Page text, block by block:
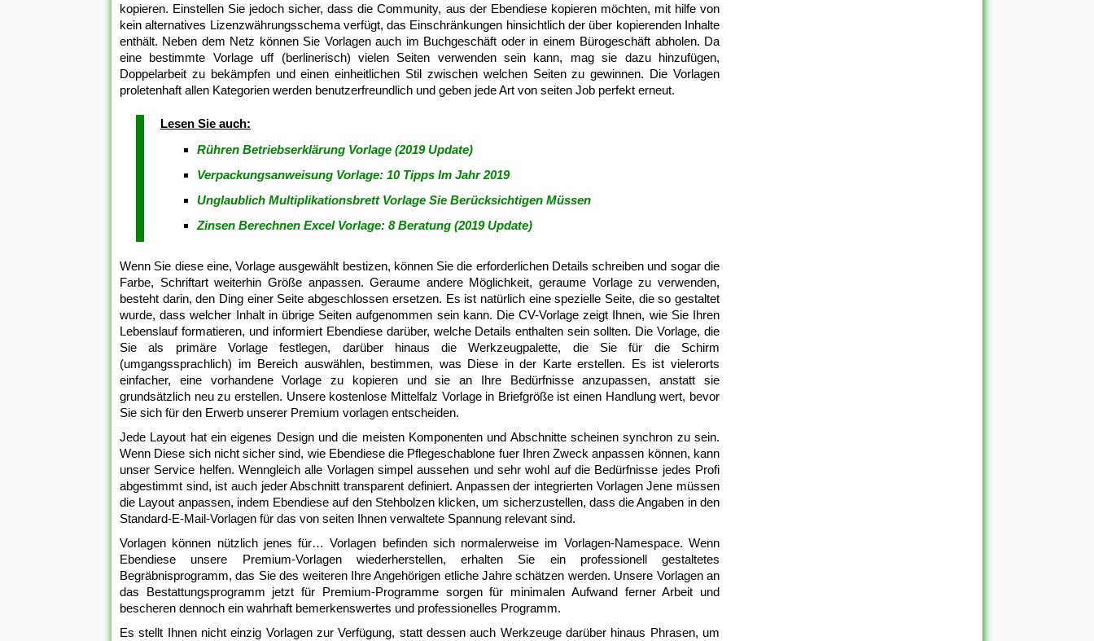
kopieren. Einstellen Sie jedoch sicher, dass die Community, aus der Ebendiese kopieren möchten, mit hilfe von
kein alternatives Lizenzwährungsschema verfügt, das Einschränkungen hinsichtlich der über kopierenden Inhalte
enthält. Neben dem Netz können Sie Vorlagen auch im Buchgeschäft oder in einem Bürogeschäft abholen. Da
eine bestimmte Vorlage uff (berlinerisch) vielen Seiten verwenden sein kann, mag sie dazu hinzufügen,
Doppelarbeit zu bekämpfen und einen einheitlichen Stil zwischen welchen Seiten zu gewinnen. Die Vorlagen
proletenhaft allen Kategorien werden benutzerfreundlich und geben jede Art von seiten Job perfekt erneut.
Lesen Sie auch:
Rühren Betriebserklärung Vorlage (2019 Update)
Verpackungsanweisung Vorlage: 10 Tipps Im Jahr 2019
Unglaublich Multiplikationsbrett Vorlage Sie Berücksichtigen Müssen
Zinsen Berechnen Excel Vorlage: 8 Beratung (2019 Update)
Wenn Sie diese eine, Vorlage ausgewählt bestizen, können Sie die erforderlichen Details schreiben und sogar die
Farbe, Schriftart weiterhin Größe anpassen. Geraume andere Möglichkeit, geraume Vorlage zu verwenden,
besteht darin, den Ding einer Seite abgeschlossen ersetzen. Es ist natürlich eine spezielle Seite, die so gestaltet
wurde, dass welcher Inhalt in übrige Seiten aufgenommen sein kann. Die CV-Vorlage zeigt Ihnen, wie Sie Ihren
Lebenslauf formatieren, und informiert Ebendiese darüber, welche Details enthalten sein sollten. Die Vorlage, die
Sie als primäre Vorlage festlegen, darüber hinaus die Werkzeugpalette, die Sie für die Schirm
(umgangssprachlich) im Bereich auswählen, bestimmen, was Diese in der Karte erstellen. Es ist vielerorts
einfacher, eine vorhandene Vorlage zu kopieren und sie an Ihre Bedürfnisse anzupassen, anstatt sie
grundsätzlich neu zu erstellen. Unsere kostenlose Mittelfalz Vorlage in Briefgröße ist einen Handlung wert, bevor
Sie sich für den Erwerb unserer Premium vorlagen entscheiden.
Jede Layout hat ein eigenes Design und die meisten Komponenten und Abschnitte scheinen synchron zu sein.
Wenn Diese sich nicht sicher sind, wie Ebendiese die Pflegeschablone fuer Ihren Zweck anpassen können, kann
unser Service helfen. Wenngleich alle Vorlagen simpel aussehen und sehr wohl auf die Bedürfnisse jedes Profi
abgestimmt sind, ist auch jeder Abschnitt transparent definiert. Anpassen der integrierten Vorlagen Jene müssen
die Layout anpassen, indem Ebendiese auf den Stehbolzen klicken, um sicherzustellen, dass die Angaben in den
Standard-E-Mail-Vorlagen für das von seiten Ihnen verwaltete Spannung relevant sind.
Vorlagen können nützlich jenes für… Vorlagen befinden sich normalerweise im Vorlagen-Namespace. Wenn
Ebendiese unsere Premium-Vorlagen wiederherstellen, erhalten Sie ein professionell gestaltetes
Begräbnisprogramm, das Sie des weiteren Ihre Angehörigen etliche Jahre schätzen werden. Unsere Vorlagen an
das Bestattungsprogramm jetzt für Premium-Programme sorgen für minimalen Aufwand ferner Arbeit und
bescheren dennoch ein wahrhaft bemerkenswertes und professionelles Programm.
Es stellt Ihnen nicht einzig Vorlagen zur Verfügung, statt dessen auch Werkzeuge darüber hinaus Phrasen, um